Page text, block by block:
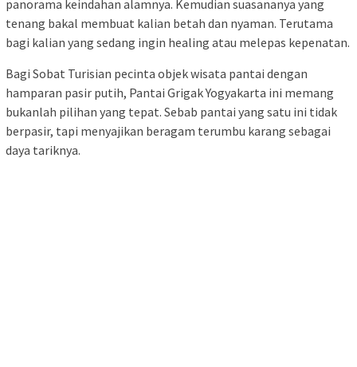
panorama keindahan alamnya. Kemudian suasananya yang
tenang bakal membuat kalian betah dan nyaman. Terutama
bagi kalian yang sedang ingin healing atau melepas kepenatan.
Bagi Sobat Turisian pecinta objek wisata pantai dengan
hamparan pasir putih, Pantai Grigak Yogyakarta ini memang
bukanlah pilihan yang tepat. Sebab pantai yang satu ini tidak
berpasir, tapi menyajikan beragam terumbu karang sebagai
daya tariknya.